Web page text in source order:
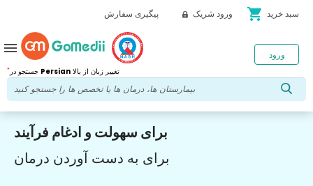
پیگیری سفارش ورود شریک shopping_cart سبد خرید
* Persian تغییر زبان از بالا
ورود menu
برای سهولت و ادغام فرآیند
برای به دست آوردن درمان